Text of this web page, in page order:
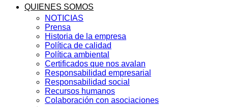
QUIENES SOMOS
NOTICIAS
Prensa
Historia de la empresa
Política de calidad
Política ambiental
Certificados que nos avalan
Responsabilidad empresarial
Responsabilidad social
Recursos humanos
Colaboración con asociaciones